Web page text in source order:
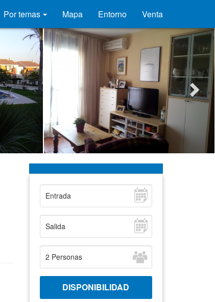
Por temas Mapa Entorno Venta